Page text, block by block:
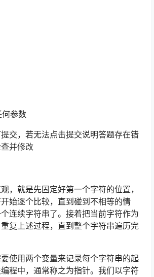
参数
交，若无法点击提交说明答题存在错
并修改
，就是先固定好第一个字符的位置，
始逐个比较，直到碰到不相等的情
连续字符串了。接着把当前字符作为
复上述过程，直到整个字符串遍历完
使用两个变量来记录每个字符串的起
程中，通常称之为指针。我们以字符